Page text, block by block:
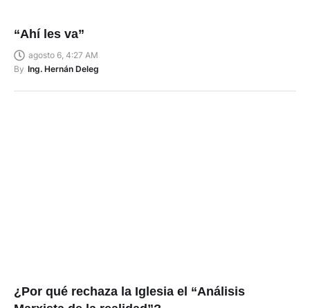
“Ahí les va”
agosto 6, 4:27 AM
By Ing. Hernán Deleg
¿Por qué rechaza la Iglesia el “Análisis